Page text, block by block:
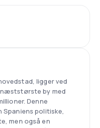
ligger ved
næststørste by med
Denne
Spaniens politiske,
men også en